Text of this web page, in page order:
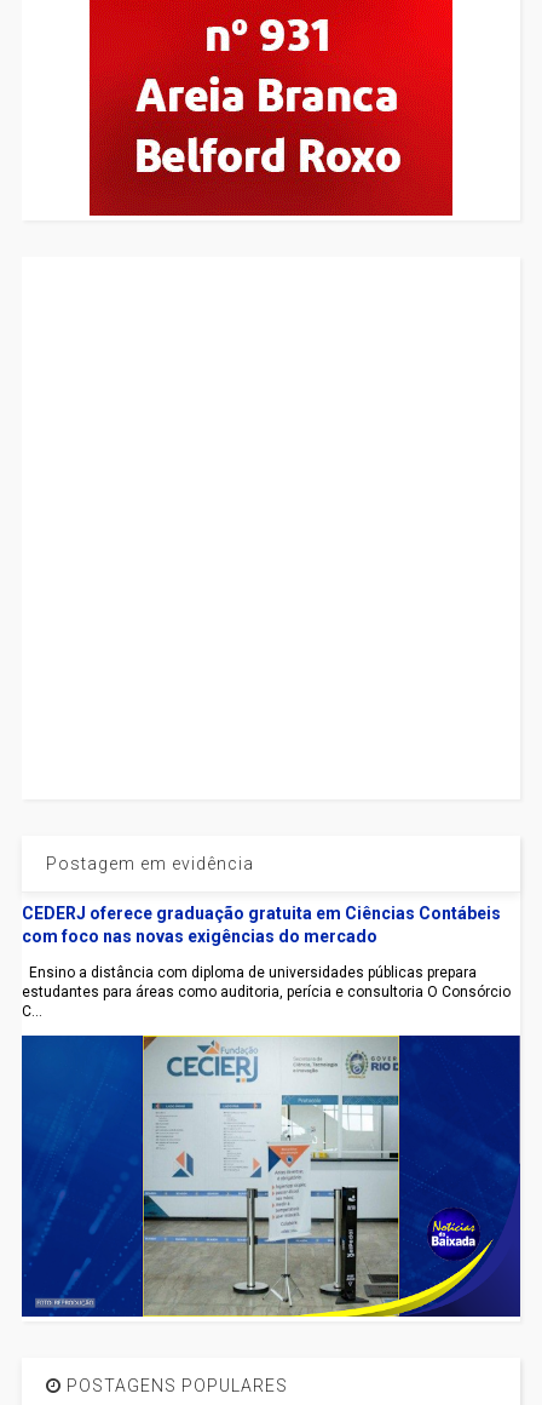
Postagem em evidência
CEDERJ oferece graduação gratuita em Ciências Contábeis
com foco nas novas exigências do mercado
Ensino a distância com diploma de universidades públicas prepara
estudantes para áreas como auditoria, perícia e consultoria O Consórcio
C...
POSTAGENS POPULARES